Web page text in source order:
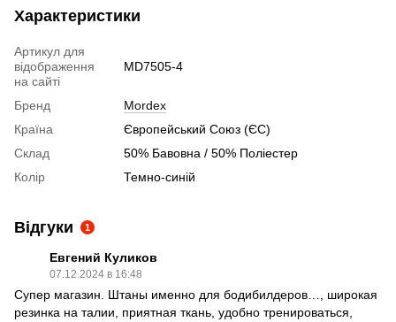
Характеристики
Артикул для
відображення
на сайті
MD7505-4
Бренд
Mordex
Країна
Європейський Союз (ЄС)
Склад
50% Бавовна / 50% Поліестер
Колір
Темно-синій
Відгуки 1
Евгений Куликов
07.12.2024 в 16:48
Супер магазин. Штаны именно для бодибилдеров…, широкая
резинка на талии, приятная ткань, удобно тренироваться,